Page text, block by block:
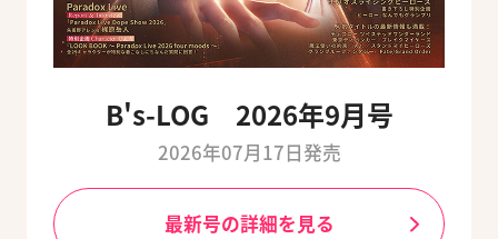
B's-LOG 2026年9月号
2026年07月17日発売
最新号の詳細を見る